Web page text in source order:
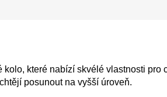
kolo, které nabízí skvélé vlastnosti pro
posunout na vyšší úroveň.